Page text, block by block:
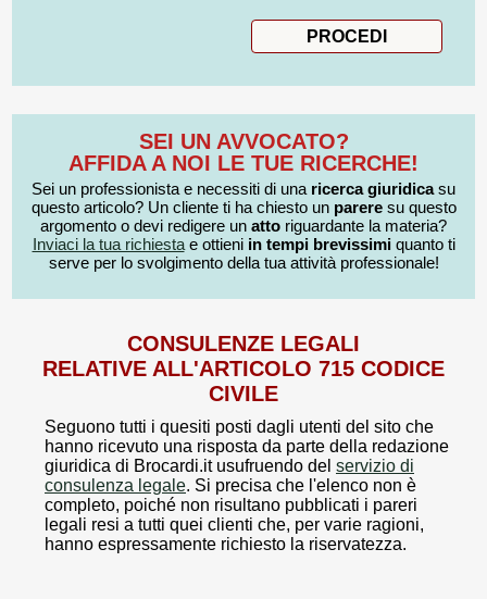
SEI UN AVVOCATO?
AFFIDA A NOI LE TUE RICERCHE!
Sei un professionista e necessiti di una ricerca giuridicasu
questo articolo? Un cliente ti ha chiesto un pareresu questo
argomento o devi redigere un atto riguardante la materia?
Inviaci la tua richiestae ottieni in tempi brevissimiquanto ti
serve per lo svolgimento della tua attività professionale!
CONSULENZE LEGALI
RELATIVE ALL'ARTICOLO 715 CODICE
CIVILE
Seguono tutti i quesiti posti dagli utenti del sito che
hanno ricevuto una risposta da parte della redazione
giuridica di Brocardi.it usufruendo del servizio di
consulenza legale. Si precisa che l'elenco non è
completo, poiché non risultano pubblicati i pareri
legali resi a tutti quei clienti che, per varie ragioni,
hanno espressamente richiesto la riservatezza.